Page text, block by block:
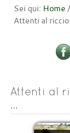
Sei qui: Home /
Attenti al
Attenti al
…